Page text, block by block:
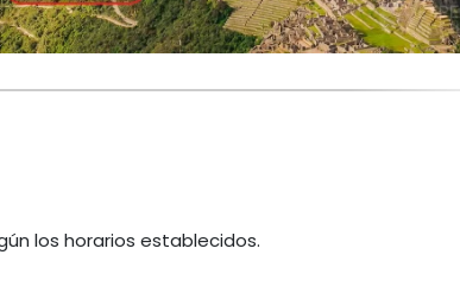
los horarios establecidos.